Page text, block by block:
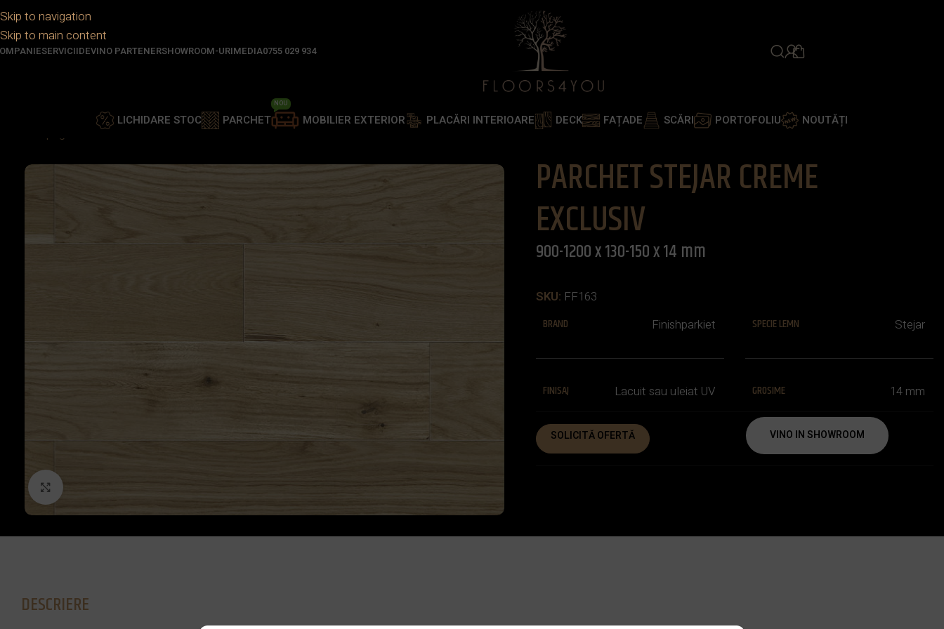
Skip to navigation
Skip to main content
SERVICIIDEVINO PARTENERSHOWROOM-URIMEDIA0755 029 934 PROGRAMEAZĂ
LICHIDARE STOC PARCHET MOBILIER EXTERIOR
NOU
PLACĂRI INTERIOARE DECK FAȚADE SCĂRI PORTOFOLIU NOUTĂȚI
Prima pagină Parchet Parchet lemn stratificat PARCHET STEJAR CREME EXCLUSIV 900-1200 x 130-150 x 14 mm
PARCHET STEJAR CREME
EXCLUSIV
900-1200 x 130-150 x 14 mm
SKU: FF163
BRAND
Finishparkiet SPECIE LEMN Stejar
FINISAJ Lacuit sau uleiat UV GROSIME 14 mm
SOLICITĂ OFERTĂ VINO IN SHOWROOM
DESCRIERE